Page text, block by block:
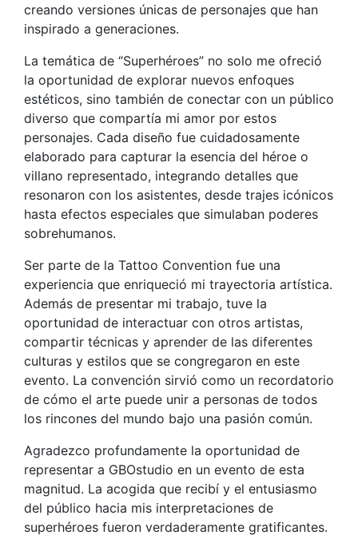
creando versiones únicas de personajes que han
inspirado a generaciones.
La temática de “Superhéroes” no solo me ofreció
la oportunidad de explorar nuevos enfoques
estéticos, sino también de conectar con un público
diverso que compartía mi amor por estos
personajes. Cada diseño fue cuidadosamente
elaborado para capturar la esencia del héroe o
villano representado, integrando detalles que
resonaron con los asistentes, desde trajes icónicos
hasta efectos especiales que simulaban poderes
sobrehumanos.
Ser parte de la Tattoo Convention fue una
experiencia que enriqueció mi trayectoria artística.
Además de presentar mi trabajo, tuve la
oportunidad de interactuar con otros artistas,
compartir técnicas y aprender de las diferentes
culturas y estilos que se congregaron en este
evento. La convención sirvió como un recordatorio
de cómo el arte puede unir a personas de todos
los rincones del mundo bajo una pasión común.
Agradezco profundamente la oportunidad de
representar a GBOstudio en un evento de esta
magnitud. La acogida que recibí y el entusiasmo
del público hacia mis interpretaciones de
superhéroes fueron verdaderamente gratificantes.